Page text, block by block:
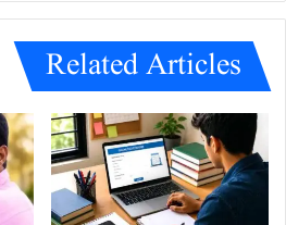
e
Related Articles